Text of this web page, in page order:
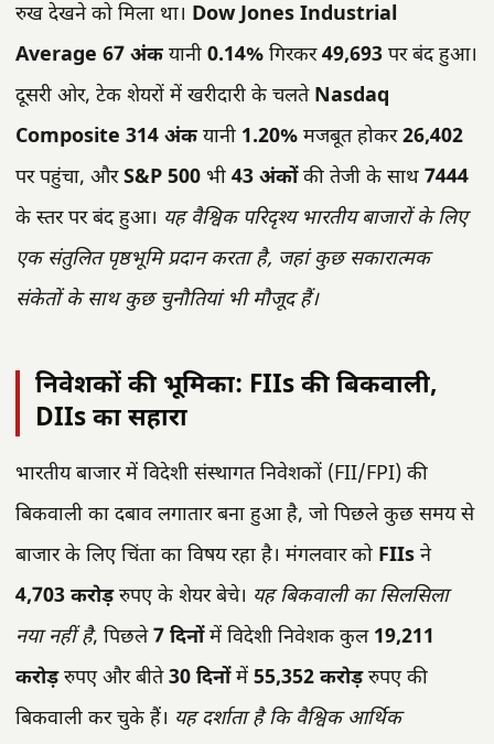
रुख देखने को मिला था। Dow Jones Industrial
Average 67 अंक यानी 0.14% गिरकर49,693 पर बंद हुआ।
दूसरी ओर, टेक शेयरों में खरीदारी के चलते Nasdaq
Composite 314 अंक यानी 1.20% मजबूत होकर26,402
पर पहुंचा, औरS&P 500 भी 43 अंकोंकी तेजी के साथ 7444
के स्तर पर बंद हुआ। यह वैश्विक परिदृश्य भारतीय बाजारों के लिए
एक संतुलित पृष्ठभूमि प्रदान करता है, जहां कुछ सकारात्मक
संकेतों के साथ कुछ चुनौतियां भी मौजूद हैं।
निवेशकों की भूमिका: FIIs की बिकवाली,
DIIs का सहारा
भारतीय बाजार में विदेशी संस्थागत निवेशकों (FII/FPI) की
बिकवाली का दबाव लगातार बना हुआ है, जो पिछले कुछ समय से
बाजार के लिए चिंता का विषय रहा है। मंगलवार को FIIs ने
4,703 करोड़रुपए के शेयर बेचे। यह बिकवाली का सिलसिला
नया नहीं है, पिछले7 दिनोंमें विदेशी निवेशक कुल 19,211
करोड़रुपए और बीते30 दिनोंमें 55,352 करोड़रुपए की
बिकवाली कर चुके हैं। यह दर्शाता है कि वैश्विक आर्थिक